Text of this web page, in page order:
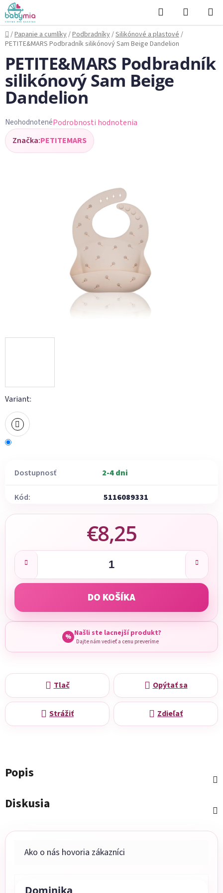
Prejsť
na
obsah
Hľadať
KOŠÍK
Domov
/Papanie a cumlíky/Podbradníky/Silikónové a plastové/
PETITE&MARS Podbradník silikónový Sam Beige Dandelion
Variant:
Dostupnosť 2-4 dni
Kód: 5116089331
€8,25
Jednotková cena:
DO KOŠÍKA
% Našli ste lacnejší produkt?
Dajte nám vedieť a cenu preveríme
Tlač Opýtať sa
Strážiť Zdieľať
PETITE&MARS Podbradník
silikónový Sam Beige
Dandelion
Priemerné
hodnotenie
produktu
NeohodnotenéPodrobnosti hodnotenia
Značka:PETITEMARS
Popis
Diskusia